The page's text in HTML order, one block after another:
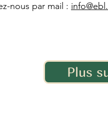
nous par mail :
Plus